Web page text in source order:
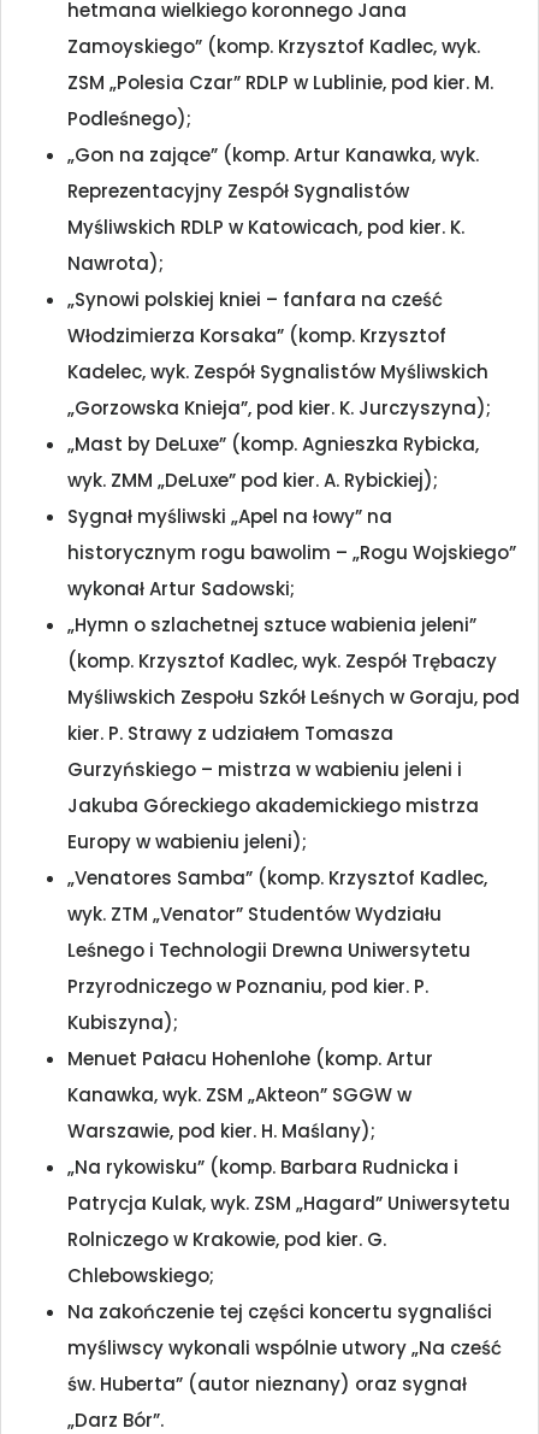
hetmana wielkiego koronnego Jana
Zamoyskiego” (komp. Krzysztof Kadlec, wyk.
ZSM „Polesia Czar” RDLP w Lublinie, pod kier. M.
Podleśnego);
„Gon na zające” (komp. Artur Kanawka, wyk.
Reprezentacyjny Zespół Sygnalistów
Myśliwskich RDLP w Katowicach, pod kier. K.
Nawrota);
„Synowi polskiej kniei – fanfara na cześć
Włodzimierza Korsaka” (komp. Krzysztof
Kadelec, wyk. Zespół Sygnalistów Myśliwskich
„Gorzowska Knieja”, pod kier. K. Jurczyszyna);
„Mast by DeLuxe” (komp. Agnieszka Rybicka,
wyk. ZMM „DeLuxe” pod kier. A. Rybickiej);
Sygnał myśliwski „Apel na łowy” na
historycznym rogu bawolim – „Rogu Wojskiego”
wykonał Artur Sadowski;
„Hymn o szlachetnej sztuce wabienia jeleni”
(komp. Krzysztof Kadlec, wyk. Zespół Trębaczy
Myśliwskich Zespołu Szkół Leśnych w Goraju, pod
kier. P. Strawy z udziałem Tomasza
Gurzyńskiego – mistrza w wabieniu jeleni i
Jakuba Góreckiego akademickiego mistrza
Europy w wabieniu jeleni);
„Venatores Samba” (komp. Krzysztof Kadlec,
wyk. ZTM „Venator” Studentów Wydziału
Leśnego i Technologii Drewna Uniwersytetu
Przyrodniczego w Poznaniu, pod kier. P.
Kubiszyna);
Menuet Pałacu Hohenlohe (komp. Artur
Kanawka, wyk. ZSM „Akteon” SGGW w
Warszawie, pod kier. H. Maślany);
„Na rykowisku” (komp. Barbara Rudnicka i
Patrycja Kulak, wyk. ZSM „Hagard” Uniwersytetu
Rolniczego w Krakowie, pod kier. G.
Chlebowskiego;
Na zakończenie tej części koncertu sygnaliści
myśliwscy wykonali wspólnie utwory „Na cześć
św. Huberta” (autor nieznany) oraz sygnał
„Darz Bór”.